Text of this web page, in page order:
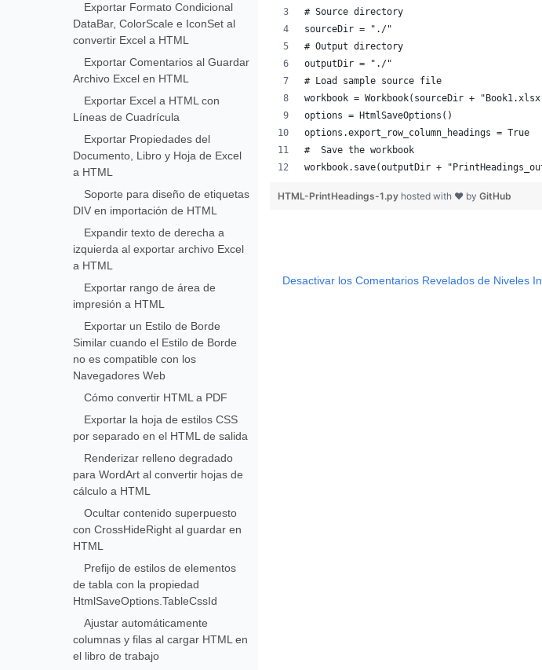
Exportar Formato Condicional
DataBar, ColorScale e IconSet al
convertir Excel a HTML
Exportar Comentarios al Guardar
Archivo Excel en HTML
Exportar Excel a HTML con
Líneas de Cuadrícula
Exportar Propiedades del
Documento, Libro y Hoja de Excel
a HTML
Soporte para diseño de etiquetas
DIV en importación de HTML
Expandir texto de derecha a
izquierda al exportar archivo Excel
a HTML
Exportar rango de área de
impresión a HTML
Exportar un Estilo de Borde
Similar cuando el Estilo de Borde
no es compatible con los
Navegadores Web
Cómo convertir HTML a PDF
Exportar la hoja de estilos CSS
por separado en el HTML de salida
Renderizar relleno degradado
para WordArt al convertir hojas de
cálculo a HTML
Ocultar contenido superpuesto
con CrossHideRight al guardar en
HTML
Prefijo de estilos de elementos
de tabla con la propiedad
HtmlSaveOptions.TableCssId
Ajustar automáticamente
columnas y filas al cargar HTML en
el libro de trabajo
# Source directory
sourceDir = "./"
# Output directory
outputDir = "./"
# Load sample source file
workbook = Workbook(sourceDir +
options = HtmlSaveOptions()
options.export_row_column_headings = True
#  Save the workbook
workbook.save(outputDir +
HTML-PrintHeadings-1.py hosted with ❤ by GitHub
Desactivar los Comentarios Revelados de Niveles